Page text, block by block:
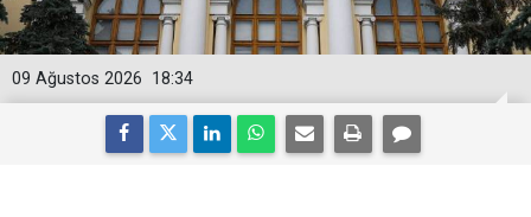
18:34
09 Ağustos 2026